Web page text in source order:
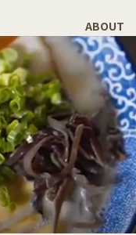
ABOUT